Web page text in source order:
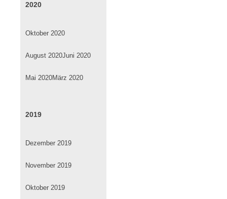
2020
Oktober 2020
August 2020Juni 2020
Mai 2020März 2020
2019
Dezember 2019
November 2019
Oktober 2019